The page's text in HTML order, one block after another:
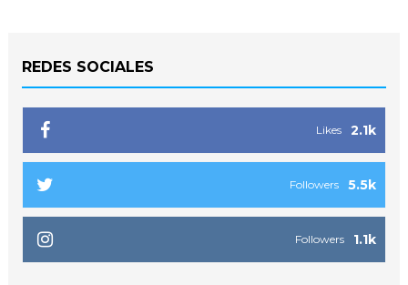
REDES SOCIALES
2.1k
Likes
5.5k
Followers
1.1k
Followers